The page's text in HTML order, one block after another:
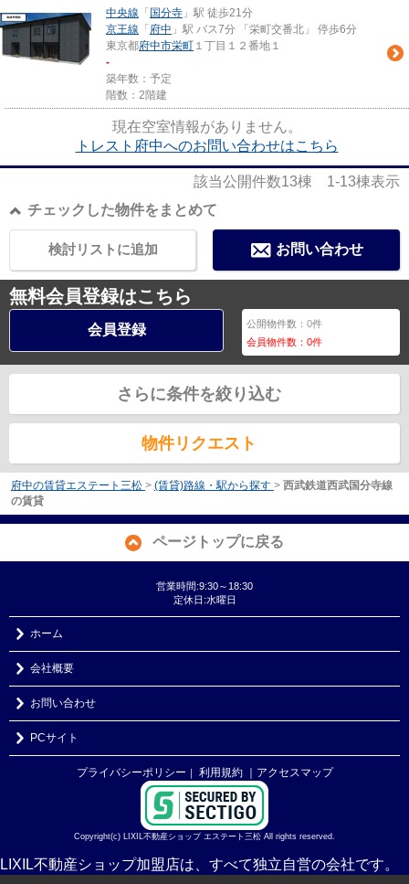
中央線 「 国分寺 」駅 徒歩21分
京王線 「 府中 」駅 バス7分 「栄町交番北」 停歩6分
東京都府中市栄町 １丁目１２番地１
-
築年数：予定
階数：2階建
現在空室情報がありません。
トレスト府中へのお問い合わせはこちら
該当公開件数13棟 1-13棟表示
チェックした物件をまとめて
お問い合わせ
検討リストに追加
無料会員登録はこちら
会員登録 公開物件数：0件
会員物件数：0件
さらに条件を絞り込む
物件リクエスト
府中の賃貸エステート三松 > (賃貸)路線・駅から探す > 西武鉄道西武国分寺線
の賃貸
ページトップに戻る
営業時間:9:30～18:30
定休日:水曜日
ホーム
会社概要
お問い合わせ
PCサイト
プライバシーポリシー ｜ 利用規約 ｜アクセスマップ
Copyright(c) LIXIL不動産ショップ エステート三松 All rights reserved.
LIXIL不動産ショップ加盟店は、すべて独立自営の会社です。